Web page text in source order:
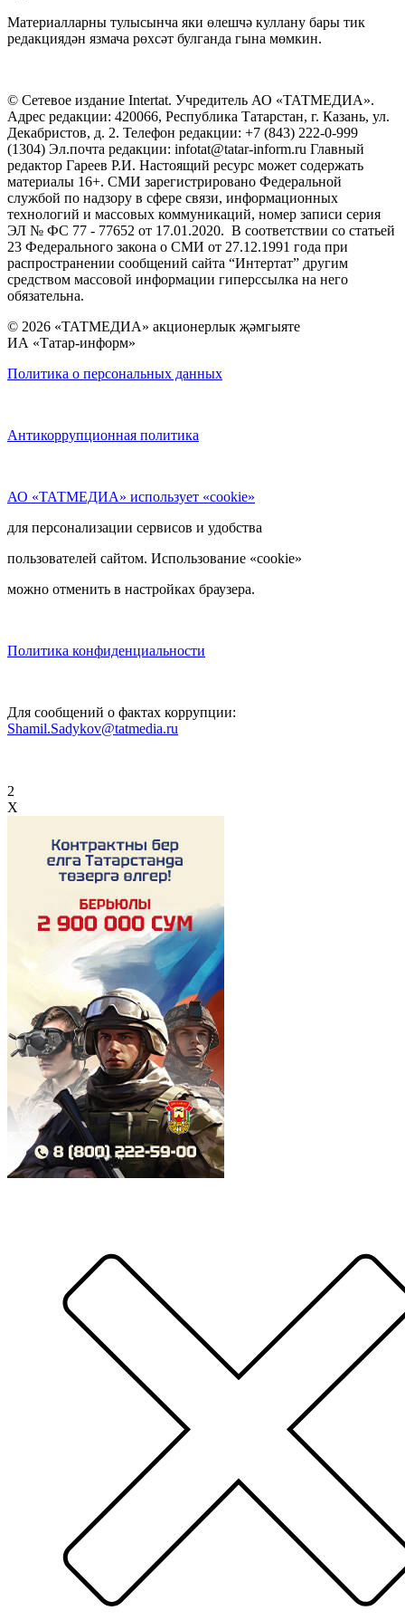
Материалларны тулысынча яки өлешчә куллану бары тик
редакциядән язмача рөхсәт булганда гына мөмкин.
© Сетевое издание Intertat. Учредитель АО «ТАТМЕДИА».
Адрес редакции: 420066, Республика Татарстан, г. Казань, ул.
Декабристов, д. 2. Телефон редакции: +7 (843) 222-0-999
(1304) Эл.почта редакции: infotat@tatar-inform.ru Главный
редактор Гареев Р.И. Настоящий ресурс может содержать
материалы 16+. СМИ зарегистрировано Федеральной
службой по надзору в сфере связи, информационных
технологий и массовых коммуникаций, номер записи серия
ЭЛ № ФС 77 - 77652 от 17.01.2020. В соответствии со статьей
23 Федерального закона о СМИ от 27.12.1991 года при
распространении сообщений сайта “Интертат” другим
средством массовой информации гиперссылка на него
обязательна.
© 2026 «ТАТМЕДИА» акционерлык җәмгыяте
ИА «Татар-информ»
Политика о персональных данных
Антикоррупционная политика
АО «ТАТМЕДИА» использует «cookie»
для персонализации сервисов и удобства
пользователей сайтом. Использование «cookie»
можно отменить в настройках браузера.
Политика конфиденциальности
Для сообщений о фактах коррупции:
Shamil.Sadykov@tatmedia.ru
2
X